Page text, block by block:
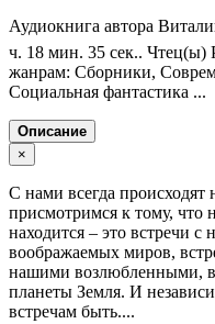
Аудиокнига автора
ч. 18 мин. 35 сек.. Чтец(ы)
жанрам: Сборники,
Социальная фантастика ...
Описание
×
С нами всегда
присмотримся к тому, что
находится – это встречи
воображаемых миров,
нашими возлюбленными,
планеты Земля. И
встречам быть....